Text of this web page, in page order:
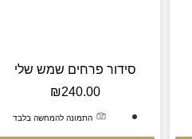
סידור פרחים שמש שלי
₪240.00
התמונה להמחשה בלבד